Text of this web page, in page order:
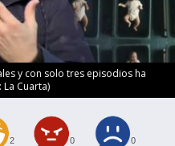
y con solo tres episodios ha
Cuarta)
2 0 0